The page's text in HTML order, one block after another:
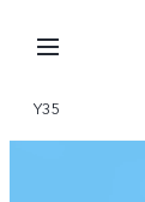
Y35